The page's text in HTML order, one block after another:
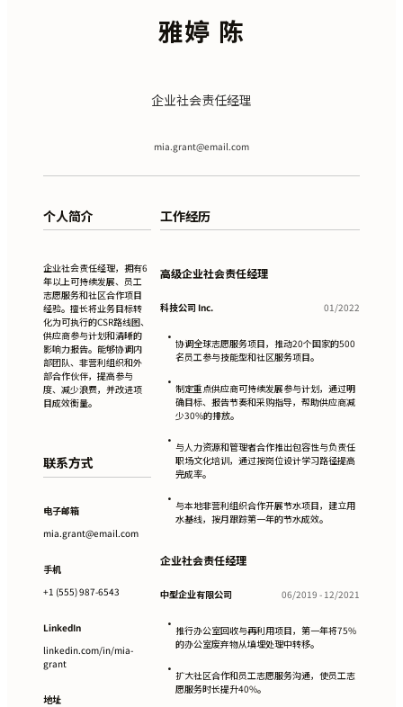
雅婷 陈
企业社会责任经理
mia.grant@email.com
个人简介
企业社会责任经理，拥有6
年以上可持续发展、员工
志愿服务和社区合作项目
经验。擅长将业务目标转
化为可执行的CSR路线图、
供应商参与计划和清晰的
影响力报告。能够协调内
部团队、非营利组织和外
部合作伙伴，提高参与
度、减少浪费，并改进项
目成效衡量。
联系方式
电子邮箱
mia.grant@email.com
手机
+1 (555) 987-6543
LinkedIn
linkedin.com/in/mia-
grant
地址
工作经历
高级企业社会责任经理
科技公司 Inc. 01/2022
• 协调全球志愿服务项目，推动20个国家的500
名员工参与技能型和社区服务项目。
• 制定重点供应商可持续发展参与计划，通过明
确目标、报告节奏和采购指导，帮助供应商减
少30%的排放。
• 与人力资源和管理者合作推出包容性与负责任
职场文化培训，通过按岗位设计学习路径提高
完成率。
• 与本地非营利组织合作开展节水项目，建立用
水基线，按月跟踪第一年的节水成效。
企业社会责任经理
中型企业有限公司 06/2019 - 12/2021
• 推行办公室回收与再利用项目，第一年将75%
的办公室废弃物从填埋处理中转移。
• 扩大社区合作和员工志愿服务沟通，使员工志
愿服务时长提升40%。